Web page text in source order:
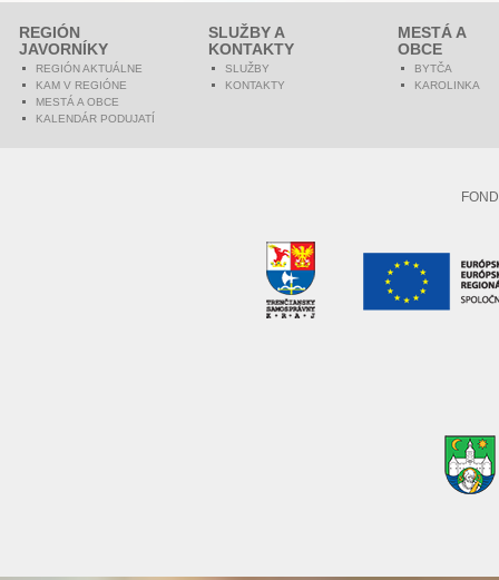
REGIÓN
JAVORNÍKY
REGIÓN AKTUÁLNE
KAM V REGIÓNE
MESTÁ A OBCE
KALENDÁR PODUJATÍ
SLUŽBY A
KONTAKTY
SLUŽBY
KONTAKTY
MESTÁ A
OBCE
BYTČA
KAROLINKA